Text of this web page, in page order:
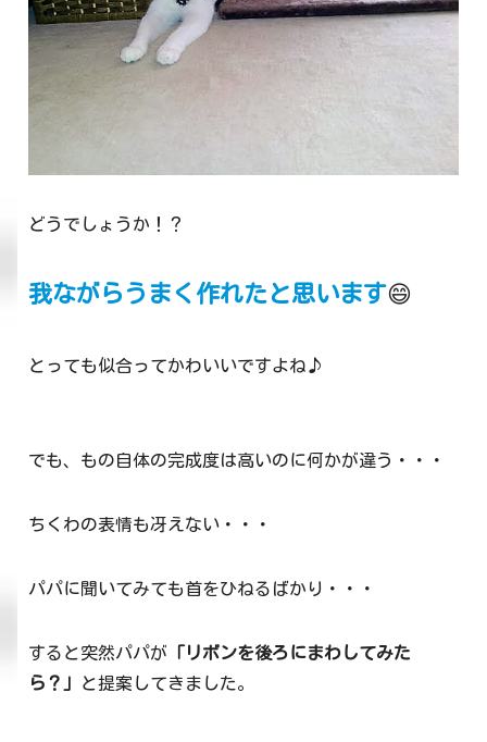
どうでしょうか！？
我ながらうまく作れたと思います😄
とっても似合ってかわいいですよね♪
でも、もの自体の完成度は高いのに何かが違う・・・
ちくわの表情も冴えない・・・
パパに聞いてみても首をひねるばかり・・・
すると突然パパが 「リボンを後ろにまわしてみた
ら？」
と提案してきました。